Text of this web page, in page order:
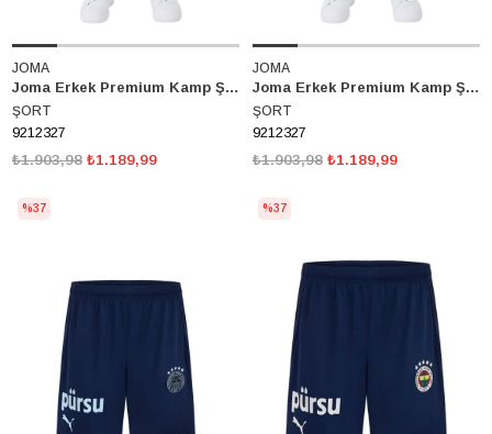
JOMA
Joma Erkek Premium Kamp Şort 9212327
ŞORT
9212327
₺1.189,99
₺1.903,98
JOMA
Joma Erkek Premium Kamp Şort 9212327
ŞORT
9212327
₺1.189,99
₺1.903,98
%37 %37